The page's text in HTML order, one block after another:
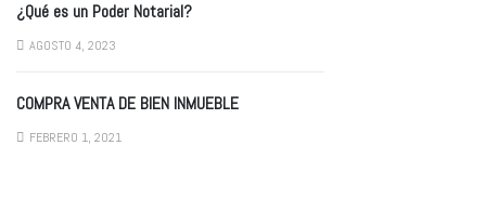
¿Qué es un Poder Notarial?
AGOSTO 4, 2023
COMPRA VENTA DE BIEN INMUEBLE
FEBRERO 1, 2021